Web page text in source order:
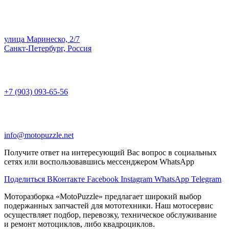
улица Маринеско, 2/7
Санкт-Петербург, Россия
+7 (903) 093-65-56
info@motopuzzle.net
Получите ответ на интересующий Вас вопрос в социальных
сетях или воспользовавшись мессенджером WhatsApp
Поделиться ВКонтакте Facebook Instagram WhatsApp Telegram
Моторазборка «MotoPuzzle» предлагает широкий выбор
подержанных запчастей для мототехники. Наш мотосервис
осуществляет подбор, перевозку, техническое обслуживание
и ремонт мотоциклов, либо квадроциклов.